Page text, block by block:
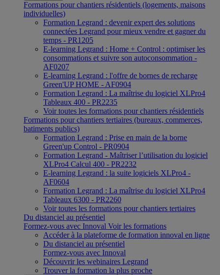
Formations pour chantiers résidentiels (logements, maisons
individuelles)
Formation Legrand : devenir expert des solutions
connectées Legrand pour mieux vendre et gagner du
temps - PR1205
E-learning Legrand : Home + Control : optimiser les
consommations et suivre son autoconsommation -
AF0207
E-learning Legrand : l'offre de bornes de recharge
Green'UP HOME - AF0904
Formation Legrand : La maîtrise du logiciel XLPro4
Tableaux 400 - PR2235
Voir toutes les formations pour chantiers résidentiels
Formations pour chantiers tertiaires (bureaux, commerces,
batiments publics)
Formation Legrand : Prise en main de la borne
Green'up Control - PR0904
Formation Legrand - Maîtriser l’utilisation du logiciel
XLPro4 Calcul 400 - PR2232
E-learning Legrand : la suite logiciels XLPro4 -
AF0604
Formation Legrand : La maîtrise du logiciel XLPro4
Tableaux 6300 - PR2260
Voir toutes les formations pour chantiers tertiaires
Du distanciel au présentiel
Formez-vous avec Innoval Voir les formations
Accéder à la plateforme de formation innoval en ligne
Du distanciel au présentiel
Formez-vous avec Innoval
Découvrir les webinaires Legrand
Trouver la formation la plus proche